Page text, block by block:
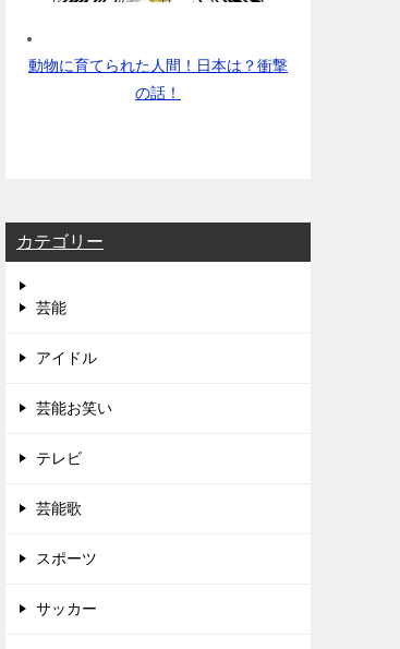
動物に育てられた人間！日本は？衝撃
の話！
カテゴリー
芸能
アイドル
芸能お笑い
テレビ
芸能歌
スポーツ
サッカー